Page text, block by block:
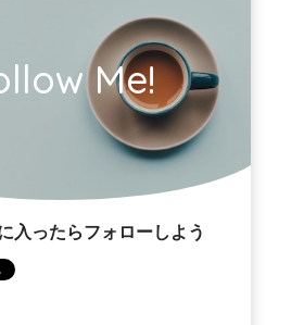
Me!
入ったらフォローしよう